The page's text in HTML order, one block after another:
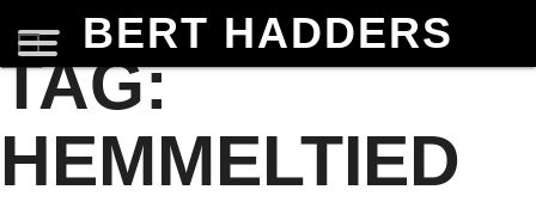
BERT HADDERS
TAG:
HEMMELTIED